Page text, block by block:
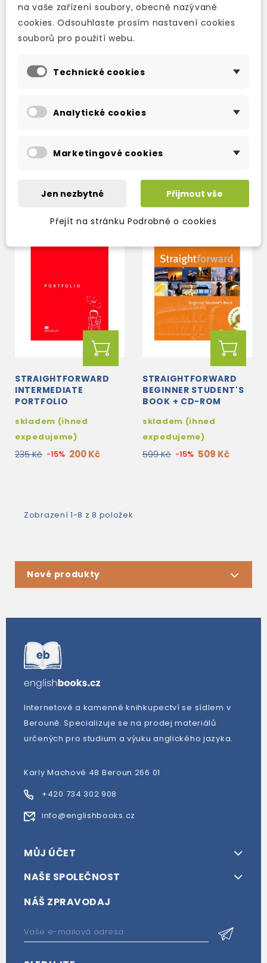
UPPER-INTERMEDIATE
skladem (ihned
expedujeme)
UPPER-INTERMEDIATE
expedujeme)
599 Kč -15% 509 Kč
STRAIGHTFORWARD
INTERMEDIATE
PORTFOLIO
skladem (ihned
expedujeme)
235 Kč -15% 200 Kč
STRAIGHTFORWARD
BEGINNER STUDENT'S
BOOK + CD-ROM
skladem (ihned
expedujeme)
599 Kč -15% 509 Kč
Zobrazení 1-8 z 8 položek
Nové produkty
Internetové a kamenné knihkupectví se sídlem v
Berouně. Specializuje se na prodej materiálů
určených pro studium a výuku anglického jazyka.
Karly Machové 48 Beroun 266 01
+420 734 302 908
info@englishbooks.cz
MŮJ ÚČET
NAŠE SPOLEČNOST
NÁŠ ZPRAVODAJ
na vaše zařízení soubory, obecně nazývané
cookies. Odsouhlaste prosím nastavení cookies
souborů pro použití webu.
Technické cookies
Analytické cookies
Marketingové cookies
Jen nezbytné Přijmout vše
Přejít na stránku Podrobně o cookies